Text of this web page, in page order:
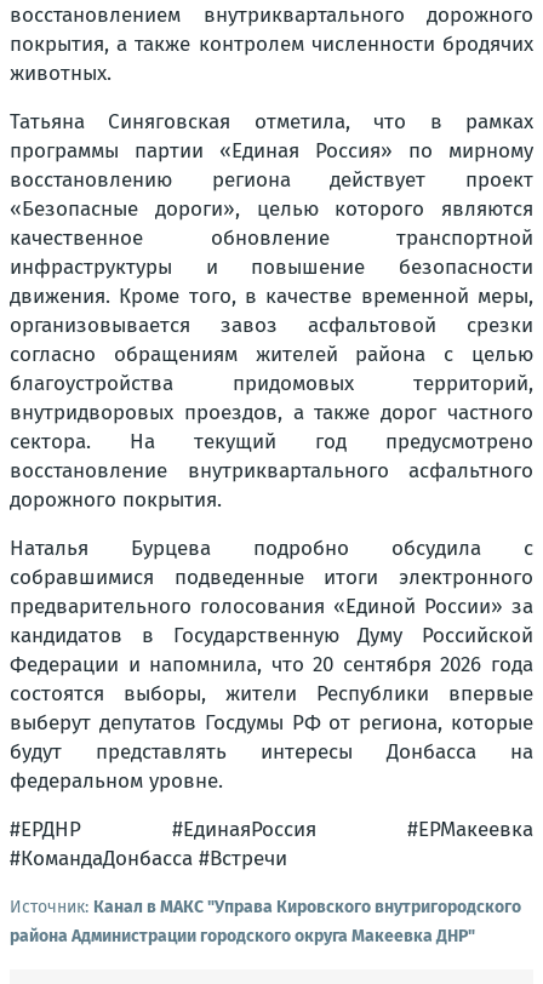
восстановлением внутриквартального дорожного
покрытия, а также контролем численности бродячих
животных.
Татьяна Синяговская отметила, что в рамках
программы партии «Единая Россия» по мирному
восстановлению региона действует проект
«Безопасные дороги», целью которого являются
качественное обновление транспортной
инфраструктуры и повышение безопасности
движения. Кроме того, в качестве временной меры,
организовывается завоз асфальтовой срезки
согласно обращениям жителей района с целью
благоустройства придомовых территорий,
внутридворовых проездов, а также дорог частного
сектора. На текущий год предусмотрено
восстановление внутриквартального асфальтного
дорожного покрытия.
Наталья Бурцева подробно обсудила с
собравшимися подведенные итоги электронного
предварительного голосования «Единой России» за
кандидатов в Государственную Думу Российской
Федерации и напомнила, что 20 сентября 2026 года
состоятся выборы, жители Республики впервые
выберут депутатов Госдумы РФ от региона, которые
будут представлять интересы Донбасса на
федеральном уровне.
#ЕРДНР #ЕдинаяРоссия #ЕРМакеевка
#КомандаДонбасса #Встречи
Источник: Канал в МАКС "Управа Кировского внутригородского
района Администрации городского округа Макеевка ДНР"